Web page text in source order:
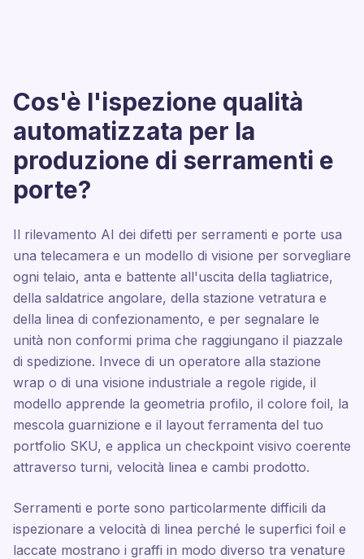
Cos'è l'ispezione qualità
automatizzata per la
produzione di serramenti e
porte?
Il rilevamento AI dei difetti per serramenti e porte usa
una telecamera e un modello di visione per sorvegliare
ogni telaio, anta e battente all'uscita della tagliatrice,
della saldatrice angolare, della stazione vetratura e
della linea di confezionamento, e per segnalare le
unità non conformi prima che raggiungano il piazzale
di spedizione. Invece di un operatore alla stazione
wrap o di una visione industriale a regole rigide, il
modello apprende la geometria profilo, il colore foil, la
mescola guarnizione e il layout ferramenta del tuo
portfolio SKU, e applica un checkpoint visivo coerente
attraverso turni, velocità linea e cambi prodotto.
Serramenti e porte sono particolarmente difficili da
ispezionare a velocità di linea perché le superfici foil e
laccate mostrano i graffi in modo diverso tra venature